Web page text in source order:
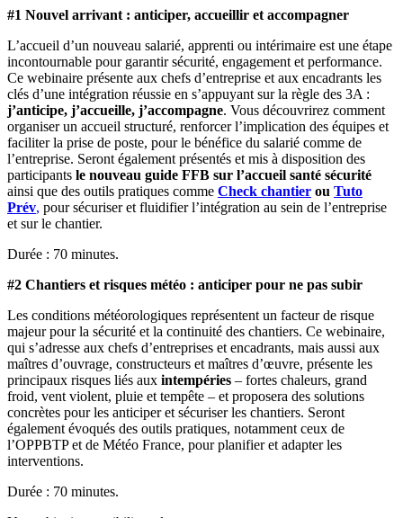
#1 Nouvel arrivant : anticiper, accueillir et accompagner
L’accueil d’un nouveau salarié, apprenti ou intérimaire est une étape
incontournable pour garantir sécurité, engagement et performance.
Ce webinaire présente aux chefs d’entreprise et aux encadrants les
clés d’une intégration réussie en s’appuyant sur la règle des 3A :
j’anticipe, j’accueille, j’accompagne. Vous découvrirez comment
organiser un accueil structuré, renforcer l’implication des équipes et
faciliter la prise de poste, pour le bénéfice du salarié comme de
l’entreprise. Seront également présentés et mis à disposition des
participants le nouveau guide FFB sur l’accueil santé sécurité
ainsi que des outils pratiques comme Check chantier ou Tuto
Prév, pour sécuriser et fluidifier l’intégration au sein de l’entreprise
et sur le chantier.
Durée : 70 minutes.
#2 Chantiers et risques météo : anticiper pour ne pas subir
Les conditions météorologiques représentent un facteur de risque
majeur pour la sécurité et la continuité des chantiers. Ce webinaire,
qui s’adresse aux chefs d’entreprises et encadrants, mais aussi aux
maîtres d’ouvrage, constructeurs et maîtres d’œuvre, présente les
principaux risques liés aux intempéries – fortes chaleurs, grand
froid, vent violent, pluie et tempête – et proposera des solutions
concrètes pour les anticiper et sécuriser les chantiers. Seront
également évoqués des outils pratiques, notamment ceux de
l’OPPBTP et de Météo France, pour planifier et adapter les
interventions.
Durée : 70 minutes.